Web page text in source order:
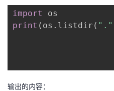
import
print ( os . listdir ( "."
输出的内容：